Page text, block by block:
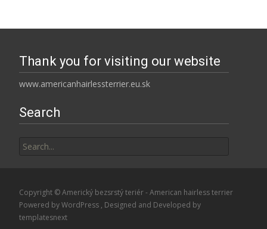
Thank you for visiting our website
www.americanhairlessterrier.eu.sk
Search
for:
Copyright © Americký bezsrstý teriér - American hairless terrier
Powered by WordPress , Designed and Developed by
templatesnext